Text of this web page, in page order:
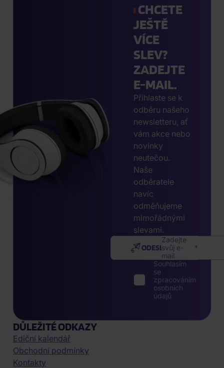
CHCETE
JEŠTĚ
VÍCE
SLEV?
ZADEJTE
E-MAIL.
Přihlaste se k
odběru našeho
newsletteru, ať
vám akce nebo
novinky
neutečou.
Naše
odběratele
navíc
odměňujeme
mimořádnými
slevami.
Zadejte
svůj e-
mail
ODESLAT
Souhlasím
se
zpracováním
osobních
údajů
DŮLEŽITÉ ODKAZY
Ediční kalendář
Obchodní podmínky
Kontakty